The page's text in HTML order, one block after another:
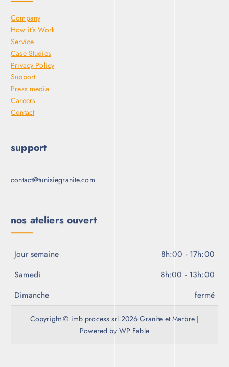
Company
How it’s Work
Service
Case Studies
Privacy Policy
Support
Press media
Careers
Contact
support
contact@tunisiegranite.com
nos ateliers ouvert
Jour semaine
8h:00 - 17h:00
Samedi
8h:00 - 13h:00
Dimanche
fermé
Copyright © imb process srl 2026 Granite et Marbre |
Powered by WP Fable